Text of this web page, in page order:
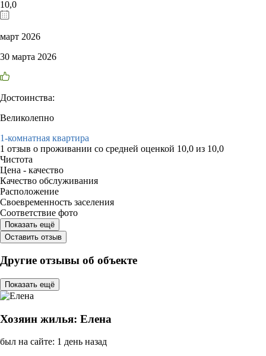
10,0
март 2026
30 марта 2026
Достоинства:
Великолепно
1-комнатная квартира
1 отзыв о проживании со средней оценкой 10,0 из 10,0
Чистота
Цена - качество
Качество обслуживания
Расположение
Своевременность заселения
Соответствие фото
Показать ещё
Оставить отзыв
Другие отзывы об объекте
Показать ещё
Хозяин жилья: Елена
был на сайте: 1 день назад